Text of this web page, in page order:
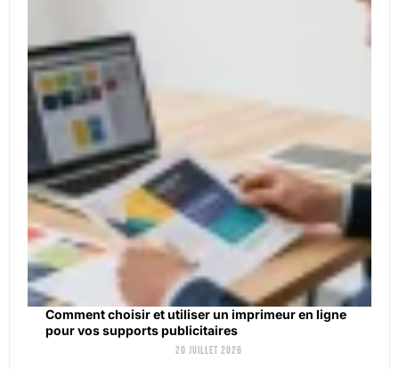
Comment choisir et utiliser un imprimeur en ligne
pour vos supports publicitaires
20 juillet 2026